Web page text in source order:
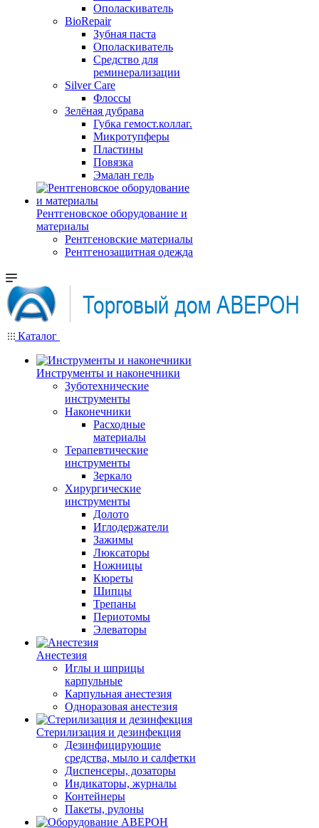
Ополаскиватель
BioRepair
Зубная паста
Ополаскиватель
Средство для
реминерализации
Silver Care
Флоссы
Зелёная дубрава
Губка гемост.коллаг.
Микротупферы
Пластины
Повязка
Эмалан гель
Рентгеновское оборудование и
материалы
Рентгеновские материалы
Рентгенозащитная одежда
Каталог
Инструменты и наконечники
Зуботехнические
инструменты
Наконечники
Расходные
материалы
Терапевтические
инструменты
Зеркало
Хирургические
инструменты
Долото
Иглодержатели
Зажимы
Люксаторы
Ножницы
Кюреты
Шипцы
Трепаны
Периотомы
Элеваторы
Анестезия
Иглы и шприцы
карпульные
Карпульная анестезия
Одноразовая анестезия
Стерилизация и дезинфекция
Дезинфицирующие
средства, мыло и салфетки
Диспенсеры, дозаторы
Индикаторы, журналы
Контейнеры
Пакеты, рулоны